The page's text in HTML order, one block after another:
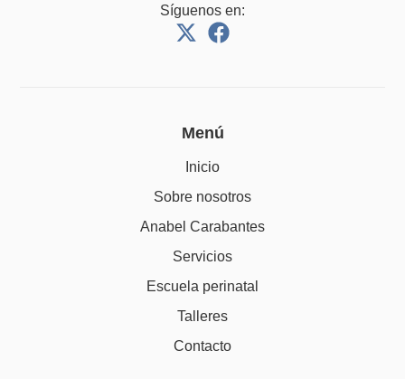
Síguenos en:
Menú
Inicio
Sobre nosotros
Anabel Carabantes
Servicios
Escuela perinatal
Talleres
Contacto